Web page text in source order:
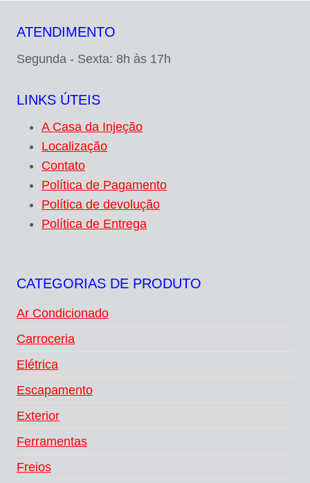
ATENDIMENTO
Segunda - Sexta: 8h às 17h
LINKS ÚTEIS
A Casa da Injeção
Localização
Contato
Política de Pagamento
Política de devolução
Política de Entrega
CATEGORIAS DE PRODUTO
Ar Condicionado
Carroceria
Elétrica
Escapamento
Exterior
Ferramentas
Freios